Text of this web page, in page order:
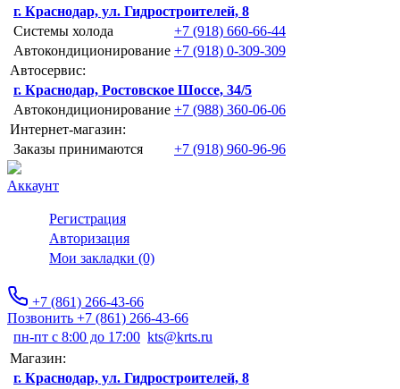
г. Краснодар, ул. Гидростроителей, 8
Системы холода
+7 (918) 660-66-44
Автокондиционирование +7 (918) 0-309-309
Автосервис:
г. Краснодар, Ростовское Шоссе, 34/5
Автокондиционирование +7 (988) 360-06-06
Интернет-магазин:
Заказы принимаются
+7 (918) 960-96-96
Аккаунт
Регистрация
Авторизация
Мои закладки (0)
+7 (861) 266-43-66
Позвонить +7 (861) 266-43-66
пн-пт с 8:00 до 17:00 kts@krts.ru
Магазин:
г. Краснодар, ул. Гидростроителей, 8